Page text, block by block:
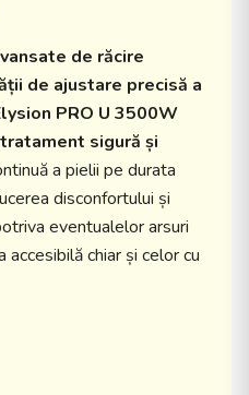
de răcire
de ajustare precisă a
PRO U 3500W
sigură și
a pielii pe durata
disconfortului și
eventualelor arsuri
accesibilă chiar și celor cu